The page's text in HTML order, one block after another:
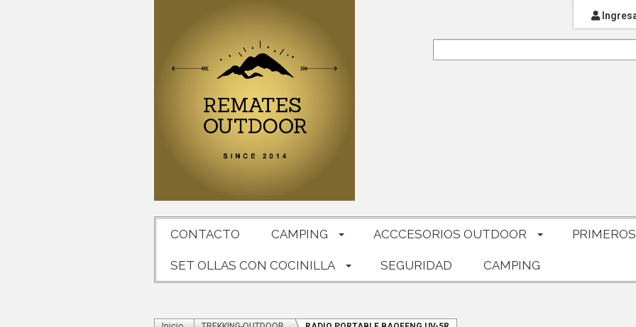
CONTACTO CAMPING ACCCESORIOS OUTDOOR
SET OLLAS CON COCINILLA SEGURIDAD CAMPING